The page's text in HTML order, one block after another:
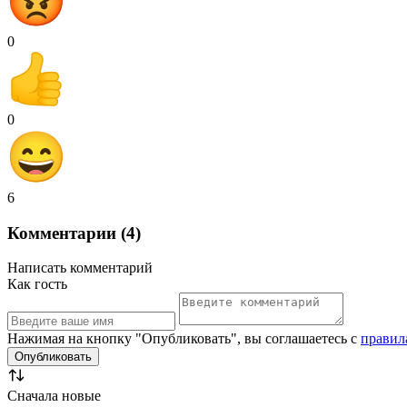
0
0
6
Комментарии (4)
Написать комментарий
Как гость
Нажимая на кнопку "Опубликовать", вы соглашаетесь с
Сначала новые